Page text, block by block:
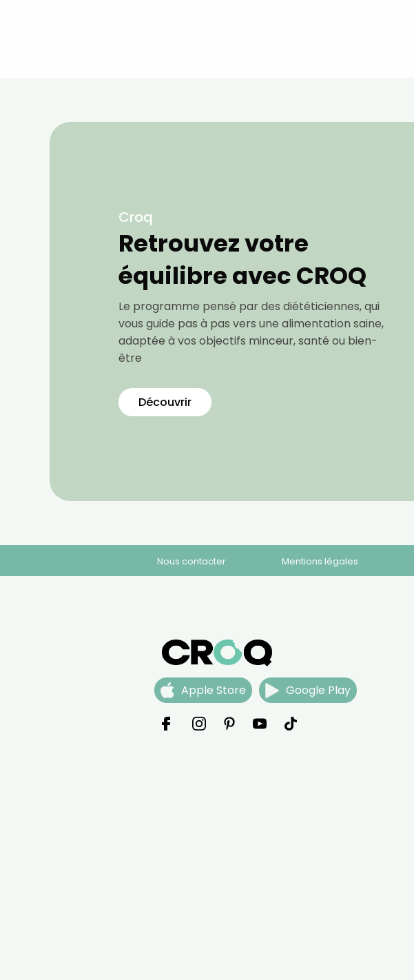
Croq
Retrouvez votre
équilibre avec CROQ
Le programme pensé par des diététiciennes, qui
vous guide pas à pas vers une alimentation saine,
adaptée à vos objectifs minceur, santé ou bien-
être
Découvrir
Nous contacter Mentions légales
Apple Store Google Play